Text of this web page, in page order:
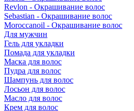
Revlon - Окрашивание волос
Sebastian - Окрашивание волос
Moroccanoil - Окрашивание волос
Для мужчин
Гель для укладки
Помада для укладки
Маска для волос
Пудра для волос
Шампунь для волос
Лосьон для волос
Масло для волос
Крем для волос